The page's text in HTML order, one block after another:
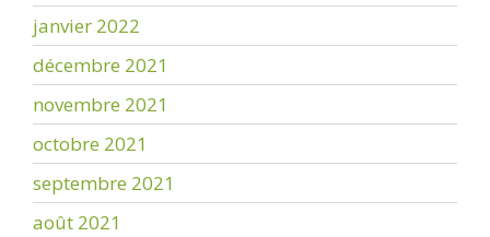
janvier 2022
décembre 2021
novembre 2021
octobre 2021
septembre 2021
août 2021